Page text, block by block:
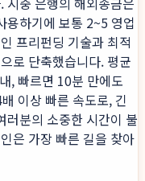
용하기에 보통 2~5 영업
프리펀딩 기술과 최적
로 단축했습니다. 평균
, 빠르면 10분 만에도
이상 빠른 속도로, 긴
러분의 소중한 시간이 불
은 가장 빠른 길을 찾아